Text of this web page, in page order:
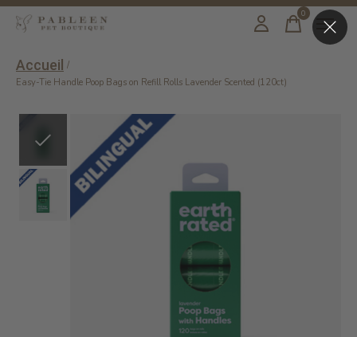
0items
Accueil
/
Easy-Tie Handle Poop Bags on Refill Rolls Lavender Scented (120ct)
Slideshow Items